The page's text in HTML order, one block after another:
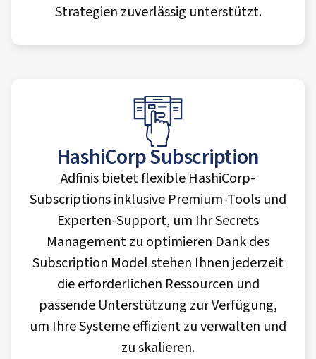
Strategien zuverlässig unterstützt.
HashiCorp Subscription
Adfinis bietet flexible HashiCorp-
Subscriptions inklusive Premium-Tools und
Experten-Support, um Ihr Secrets
Management zu optimieren Dank des
Subscription Model stehen Ihnen jederzeit
die erforderlichen Ressourcen und
passende Unterstützung zur Verfügung,
um Ihre Systeme effizient zu verwalten und
zu skalieren.